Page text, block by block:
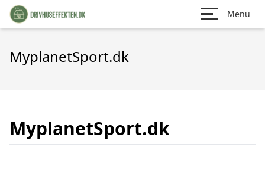
Menu
MyplanetSport.dk
MyplanetSport.dk